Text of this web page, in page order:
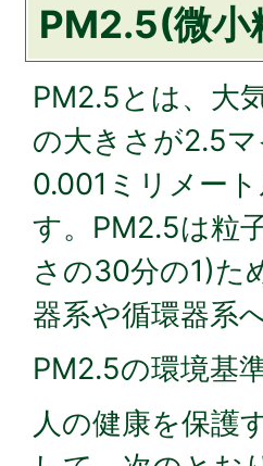
PM2.5(微小
PM2.5とは、大
の大きさが2.5
0.001ミリメー
す。PM2.5は粒
さの30分の1)た
器系や循環器系
PM2.5の環境基
人の健康を保護